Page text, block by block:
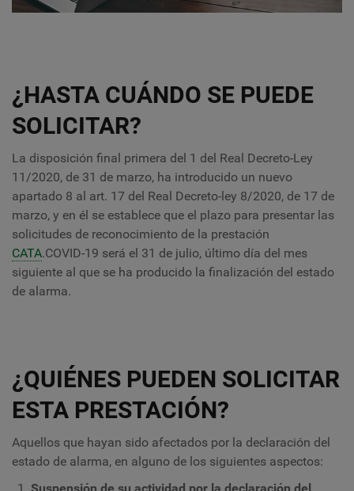
¿HASTA CUÁNDO SE PUEDE
SOLICITAR?
La disposición final primera del 1 del Real Decreto-Ley
11/2020, de 31 de marzo, ha introducido un nuevo
apartado 8 al art. 17 del Real Decreto-ley 8/2020, de 17 de
marzo, y en él se establece que el plazo para presentar las
solicitudes de reconocimiento de la prestación
CATA.COVID-19 será el 31 de julio, último día del mes
siguiente al que se ha producido la finalización del estado
de alarma.
¿QUIÉNES PUEDEN SOLICITAR
ESTA PRESTACIÓN?
Aquellos que hayan sido afectados por la declaración del
estado de alarma, en alguno de los siguientes aspectos: